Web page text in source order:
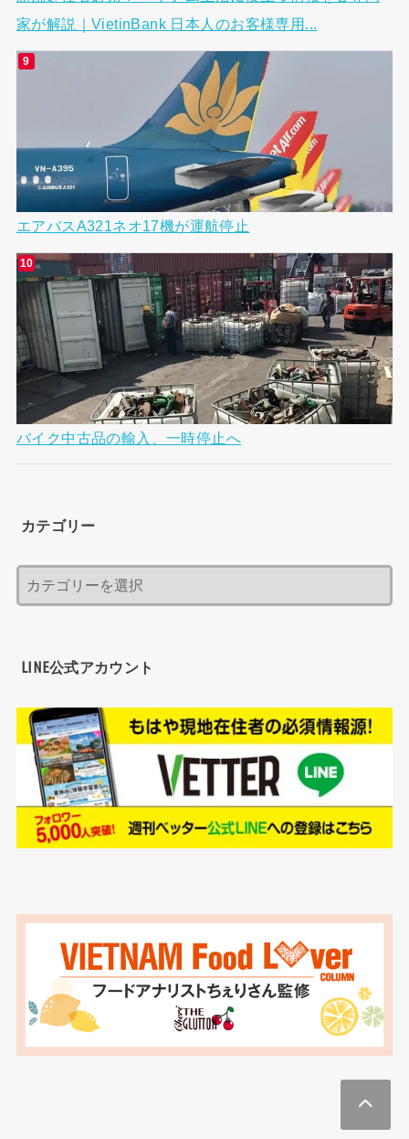
家が解説｜VietinBank 日本人のお客様専用...
エアバスA321ネオ17機が運航停止
バイク中古品の輸入、一時停止へ
カテゴリー
LINE公式アカウント